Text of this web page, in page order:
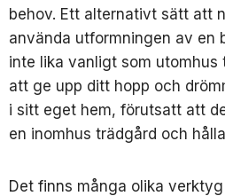
behov. Ett alternativt sätt att
använda utformningen av en
inte lika vanligt som
att ge upp ditt hopp och
i sitt eget hem, förutsatt att
en inomhus trädgård och
Det finns många olika